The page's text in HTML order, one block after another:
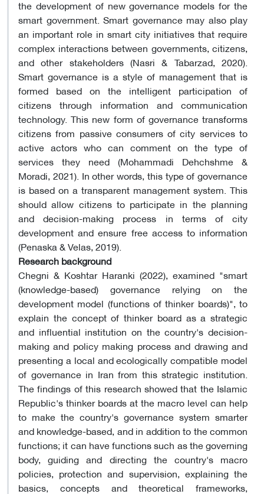
the development of new governance models for the
smart government. Smart governance may also play
an important role in smart city initiatives that require
complex interactions between governments, citizens,
and other stakeholders (Nasri & Tabarzad, 2020).
Smart governance is a style of management that is
formed based on the intelligent participation of
citizens through information and communication
technology. This new form of governance transforms
citizens from passive consumers of city services to
active actors who can comment on the type of
services they need (Mohammadi Dehchshme &
Moradi, 2021). In other words, this type of governance
is based on a transparent management system. This
should allow citizens to participate in the planning
and decision-making process in terms of city
development and ensure free access to information
(Penaska & Velas, 2019).
Research background
Chegni & Koshtar Haranki (2022), examined "smart
(knowledge-based) governance relying on the
development model (functions of thinker boards)", to
explain the concept of thinker board as a strategic
and influential institution on the country's decision-
making and policy making process and drawing and
presenting a local and ecologically compatible model
of governance in Iran from this strategic institution.
The findings of this research showed that the Islamic
Republic's thinker boards at the macro level can help
to make the country's governance system smarter
and knowledge-based, and in addition to the common
functions; it can have functions such as the governing
body, guiding and directing the country's macro
policies, protection and supervision, explaining the
basics, concepts and theoretical frameworks,